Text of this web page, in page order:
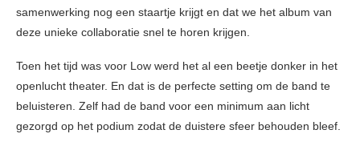
samenwerking nog een staartje krijgt en dat we het album van
deze unieke collaboratie snel te horen krijgen.
Toen het tijd was voor Low werd het al een beetje donker in het
openlucht theater. En dat is de perfecte setting om de band te
beluisteren. Zelf had de band voor een minimum aan licht
gezorgd op het podium zodat de duistere sfeer behouden bleef.